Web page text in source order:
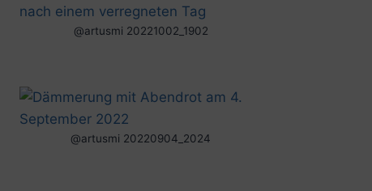
@artusmi 20221002_1902
@artusmi 20220904_2024